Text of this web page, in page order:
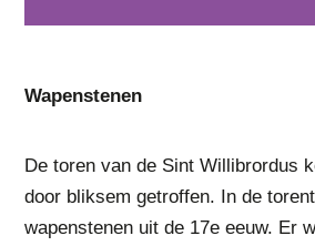
Wapenstenen
De toren van de Sint Willibrordus
door bliksem getroffen. In de
wapenstenen uit de 17e eeuw. Er